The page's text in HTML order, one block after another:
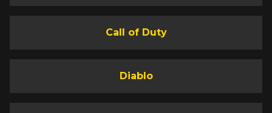
Call of Duty
Diablo